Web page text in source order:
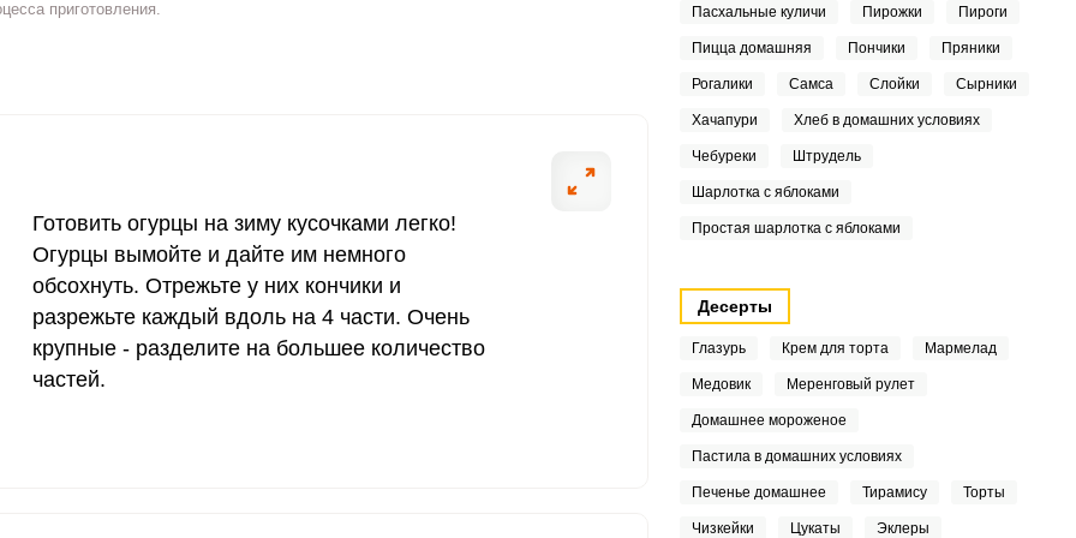
10 мкг 0
50 мг 1.5
приготовления.
Готовить огурцы на зиму кусочками легко!
Огурцы вымойте и дайте им немного
обсохнуть. Отрежьте у них кончики и
разрежьте каждый вдоль на 4 части. Очень
крупные - разделите на большее количество
частей.
Пасхальные куличи Пирожки Пироги
Пицца домашняя Пончики Пряники
Рогалики Самса Слойки Сырники
Хачапури Хлеб в домашних условиях
Чебуреки Штрудель
Шарлотка с яблоками
Простая шарлотка с яблоками
Десерты
Глазурь Крем для торта Мармелад
Медовик Меренговый рулет
Домашнее мороженое
Пастила в домашних условиях
Печенье домашнее Тирамису Торты
Чизкейки Цукаты Эклеры
ВХОД НА САЙТ
Войдите
ШАГ